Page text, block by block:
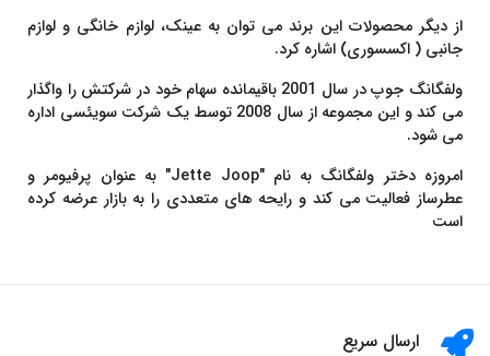
از دیگر محصولات این برند می توان به عینک، لوازم خانگی و لوازم
جانبی ( اکسسوری) اشاره کرد.
ولفگانگ جوپ در سال 2001 باقیمانده سهام خود در شرکتش را واگذار
می کند و این مجموعه از سال 2008 توسط یک شرکت سويئسی اداره
می شود.
امروزه دختر ولفگانگ به نام "Jette Joop" به عنوان پرفیومر و
عطرساز فعالیت می کند و رایحه های متعددی را به بازار عرضه کرده
است
ارسال سریع